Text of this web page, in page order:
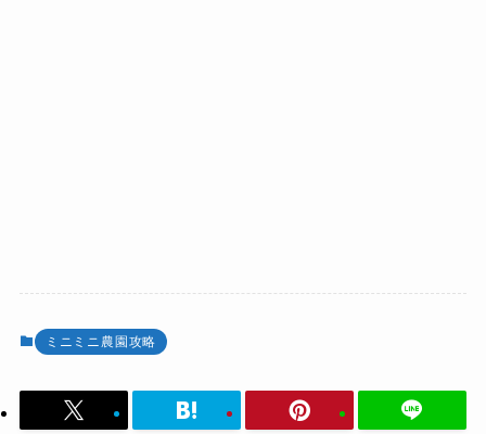
ミニミニ農園攻略